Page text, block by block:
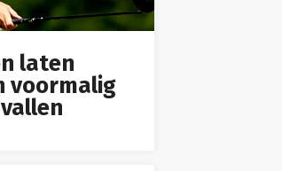
laten
voormalig